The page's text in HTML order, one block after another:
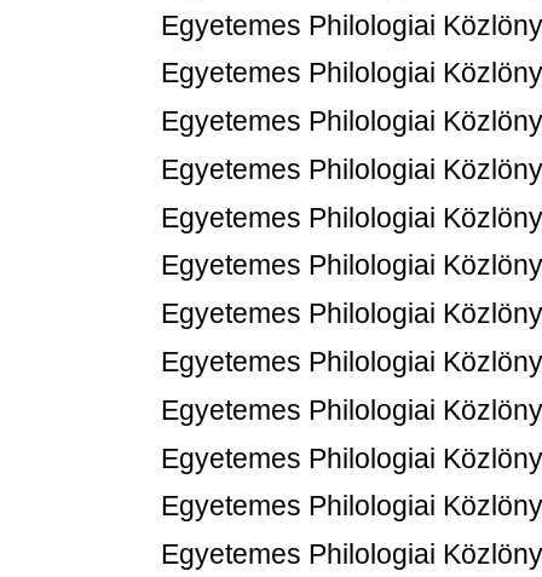
Egyetemes Philologiai
Egyetemes Philologiai
Egyetemes Philologiai
Egyetemes Philologiai
Egyetemes Philologiai
Egyetemes Philologiai
Egyetemes Philologiai
Egyetemes Philologiai
Egyetemes Philologiai
Egyetemes Philologiai
Egyetemes Philologiai
Egyetemes Philologiai